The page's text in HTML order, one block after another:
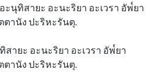
นุทิสายะ อะนะริยา อะเวรา อัพ๎ยา
านัง ปะริหะรันตุ.
สายะ อะนะริยา อะเวรา อัพ๎ยา
านัง ปะริหะรันตุ.